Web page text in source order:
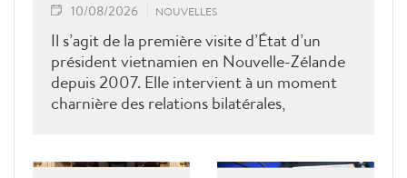
10/08/2026 NOUVELLES
Il s’agit de la première visite d’État d’un
président vietnamien en Nouvelle-Zélande
depuis 2007. Elle intervient à un moment
charnière des relations bilatérales,
la coopération au développement, de la